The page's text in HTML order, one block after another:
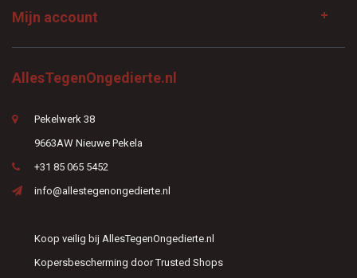
Mijn account
AllesTegenOngedierte.nl
Pekelwerk 38
9663AW Nieuwe Pekela
+31 85 065 5452
info@allestegenongedierte.nl
Koop veilig bij AllesTegenOngedierte.nl
Kopersbescherming door Trusted Shops